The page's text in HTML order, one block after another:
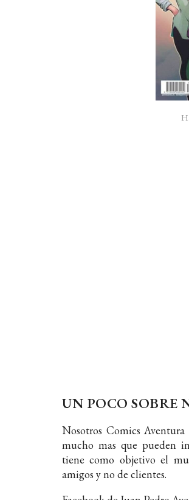
UN POCO SOBRE
Nosotros Comics
mucho mas que pueden
tiene como objetivo el
amigos y no de clientes.